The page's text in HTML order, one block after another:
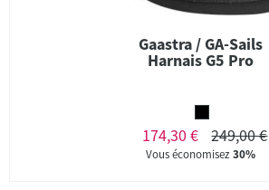
Gaastra / GA-Sails
Harnais G5 Pro
174,30 € 249,00 €
Vous économisez30%